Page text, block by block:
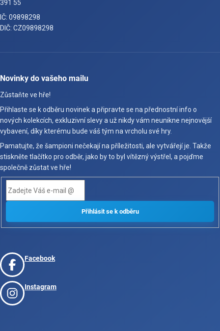
391 55
IČ: 09898298
DIČ: CZ09898298
Novinky do vašeho mailu
Zůstaňte ve hře!
Přihlaste se k odběru novinek a připravte se na přednostní info o
nových kolekcích, exkluzivní slevy a už nikdy vám neunikne nejnovější
vybavení, díky kterému bude váš tým na vrcholu své hry.
Pamatujte, že šampioni nečekají na příležitosti, ale vytvářejí je. Takže
stiskněte tlačítko pro odběr, jako by to byl vítězný výstřel, a pojďme
společně zůstat ve hře!
Facebook
Instagram